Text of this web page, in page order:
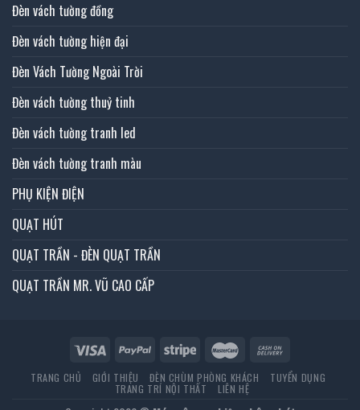
Đèn vách tường đồng
Đèn vách tường hiện đại
Đèn Vách Tường Ngoài Trời
Đèn vách tường thuỷ tinh
Đèn vách tường tranh led
Đèn vách tường tranh màu
PHỤ KIỆN ĐIỆN
QUẠT HÚT
QUẠT TRẦN - ĐÈN QUẠT TRẦN
QUẠT TRẦN MR. VŨ CAO CẤP
TRANG CHỦ GIỚI THIỆU ĐÈN CHÙM PHÒNG KHÁCH TUYỂN DỤNG
TRANG TRÍ NỘI THẤT LIÊN HỆ